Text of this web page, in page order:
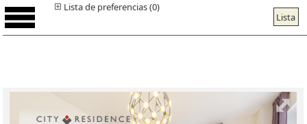
Lista
Lista de preferencias (0)